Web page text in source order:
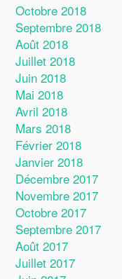
Octobre 2018
Septembre 2018
Août 2018
Juillet 2018
Juin 2018
Mai 2018
Avril 2018
Mars 2018
Février 2018
Janvier 2018
Décembre 2017
Novembre 2017
Octobre 2017
Septembre 2017
Août 2017
Juillet 2017